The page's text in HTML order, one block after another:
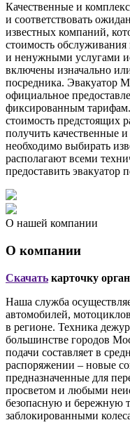
Качественные и
и соответствовать
известных компаний,
стоимость
и ненужными услугами
включены изначально
посредника. Эвакуатор
официальное
фиксированным
стоимость предстоящих
получить качественные
необходимо выбирать
располагают всеми
предоставить эвакуатор
О нашей компании
О компании
Скачать карточку
Наша служба
автомобилей,
в регионе. Техника
большинстве городов
подачи составляет в
распоряжении – новые
предназначенные для
просветом и любыми
безопасную и бережную
заблокированными